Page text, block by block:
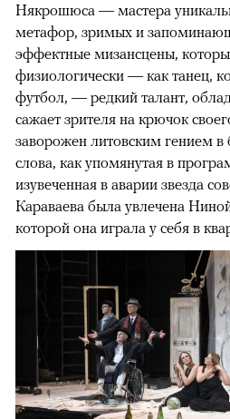
Някрошюса — мастера
метафор, зримых и
эффектные мизансцены,
физиологически — как танец,
футбол, — редкий талант,
сажает зрителя на крючок
заворожен литовским гением
слова, как упомянутая в
изувеченная в аварии звезда
Караваева была увлечена
которой она играла у себя в